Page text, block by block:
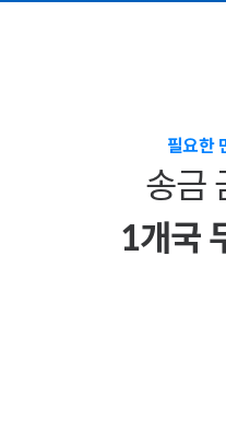
필요한
송금
1개​국